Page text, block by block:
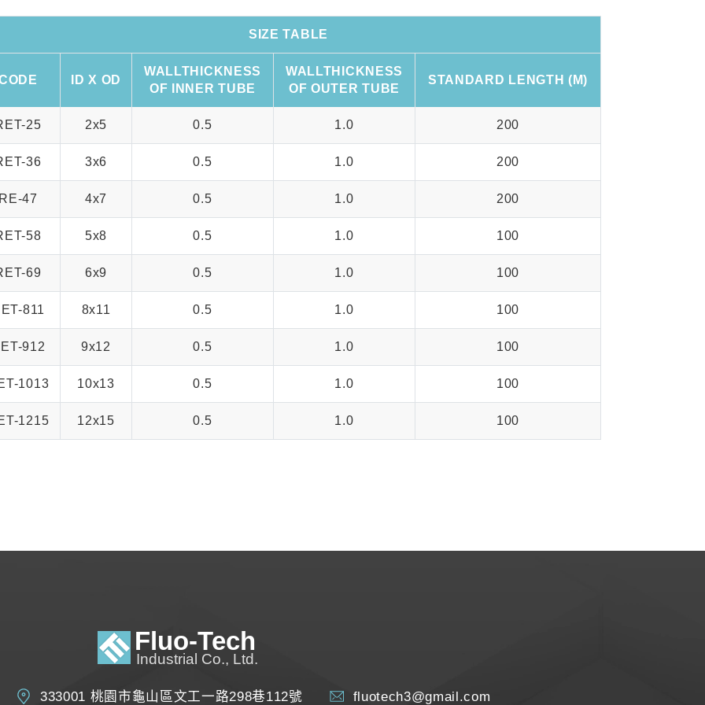
SIZE TABLE
ID X OD
WALLTHICKNESS
OF INNER TUBE
WALLTHICKNESS
OF OUTER TUBE
STANDARD LENGTH (M)
25 2x5 0.5 1.0 200
36 3x6 0.5 1.0 200
47 4x7 0.5 1.0 200
58 5x8 0.5 1.0 100
69 6x9 0.5 1.0 100
811 8x11 0.5 1.0 100
912 9x12 0.5 1.0 100
1013 10x13 0.5 1.0 100
1215 12x15 0.5 1.0 100
333001 桃園市龜山區文工一路298巷112號 fluotech3@gmail.com